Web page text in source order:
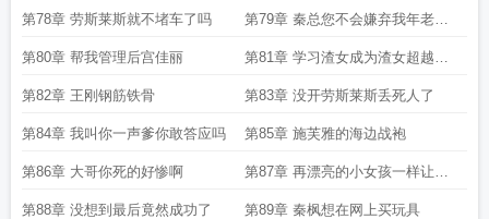
第78章 劳斯莱斯就不堵车了吗 第79章 秦总您不会嫌弃我年老色
衰吧
第80章 帮我管理后宫佳丽 第81章 学习渣女成为渣女超越渣
女
第82章 王刚钢筋铁骨 第83章 没开劳斯莱斯丢死人了
第84章 我叫你一声爹你敢答应吗 第85章 施芙雅的海边战袍
第86章 大哥你死的好惨啊 第87章 再漂亮的小女孩一样让人
讨厌
第88章 没想到最后竟然成功了 第89章 秦枫想在网上买玩具